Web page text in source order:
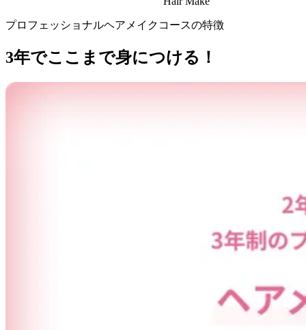
プロフェッショナルヘアメイクコースの特徴
3年でここまで身につける！